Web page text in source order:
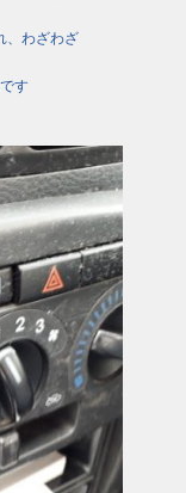
、わざわざ
す